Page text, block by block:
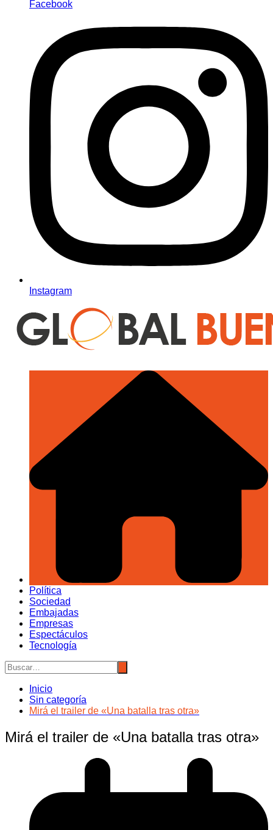
Facebook
Instagram
Política
Sociedad
Embajadas
Empresas
Espectáculos
Tecnología
Inicio
Sin categoría
Mirá el trailer de «Una batalla tras otra»
Mirá el trailer de «Una batalla tras otra»